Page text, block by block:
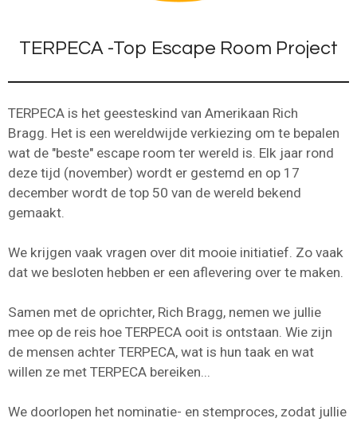
TERPECA -Top Escape Room Project
TERPECA is het geesteskind van Amerikaan Rich
Bragg. Het is een wereldwijde verkiezing om te bepalen
wat de "beste" escape room ter wereld is. Elk jaar rond
deze tijd (november) wordt er gestemd en op 17
december wordt de top 50 van de wereld bekend
gemaakt.
We krijgen vaak vragen over dit mooie initiatief. Zo vaak
dat we besloten hebben er een aflevering over te maken.
Samen met de oprichter, Rich Bragg, nemen we jullie
mee op de reis hoe TERPECA ooit is ontstaan. Wie zijn
de mensen achter TERPECA, wat is hun taak en wat
willen ze met TERPECA bereiken...
We doorlopen het nominatie- en stemproces, zodat jullie